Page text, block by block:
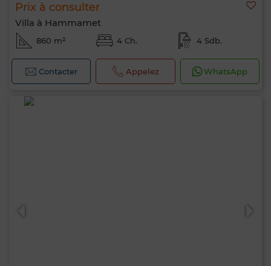
Prix à consulter
Villa à Hammamet
860 m² 4 Ch. 4 Sdb.
Contacter Appelez WhatsApp